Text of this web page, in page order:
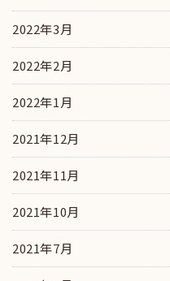
2022年3月
2022年2月
2022年1月
2021年12月
2021年11月
2021年10月
2021年7月